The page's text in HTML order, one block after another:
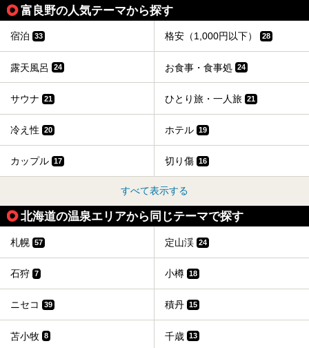
富良野の人気テーマから探す
宿泊 33 格安（1,000円以下） 28
露天風呂 24 お食事・食事処 24
サウナ 21 ひとり旅・一人旅 21
冷え性 20 ホテル 19
カップル 17 切り傷 16
すべて表示する
北海道の温泉エリアから同じテーマで探す
札幌 57 定山渓 24
石狩 7 小樽 18
ニセコ 39 積丹 15
苫小牧 8 千歳 13